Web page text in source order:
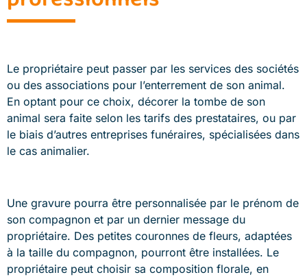
Le propriétaire peut passer par les services des sociétés
ou des associations pour l’enterrement de son animal.
En optant pour ce choix, décorer la tombe de son
animal sera faite selon les tarifs des prestataires, ou par
le biais d’autres entreprises funéraires, spécialisées dans
le cas animalier.
Une gravure pourra être personnalisée par le prénom de
son compagnon et par un dernier message du
propriétaire. Des petites couronnes de fleurs, adaptées
à la taille du compagnon, pourront être installées. Le
propriétaire peut choisir sa composition florale, en